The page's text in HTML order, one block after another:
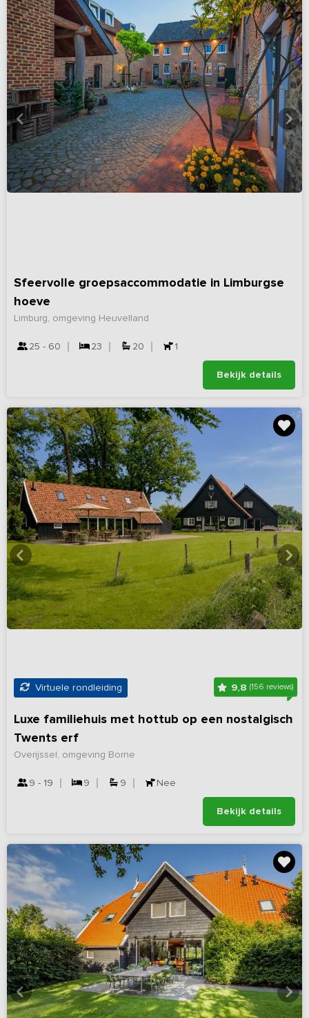
Sfeervolle groepsaccommodatie in Limburgse
hoeve
Limburg, omgeving Heuvelland
25 - 60 23 20 1
Bekijk details
Virtuele rondleiding 9,8 (156 reviews)
Luxe familiehuis met hottub op een nostalgisch
Twents erf
Overijssel, omgeving Borne
9 - 19 9 9 Nee
Bekijk details